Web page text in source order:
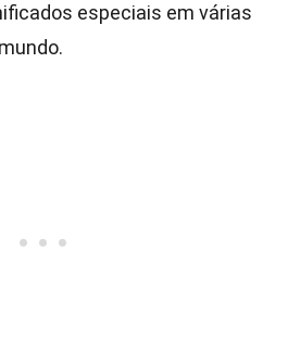
especiais em várias